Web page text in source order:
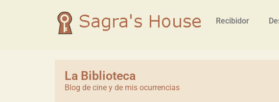
Recibidor
La Biblioteca
Blog de cine y de mis ocurrencias